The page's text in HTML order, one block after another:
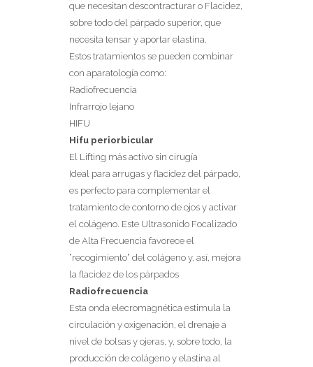
que necesitan descontracturar o Flacidez,
sobre todo del párpado superior, que
necesita tensar y aportar elastina.
Estos tratamientos se pueden combinar
con aparatología como:
Radiofrecuencia
Infrarrojo lejano
HIFU
Hifu periorbicular
El Lifting más activo sin cirugía
Ideal para arrugas y flacidez del párpado,
es perfecto para complementar el
tratamiento de contorno de ojos y activar
el colágeno. Este Ultrasonido Focalizado
de Alta Frecuencia favorece el
“recogimiento” del colágeno y, así, mejora
la flacidez de los párpados
Radiofrecuencia
Esta onda elecromagnética estimula la
circulación y oxigenación, el drenaje a
nivel de bolsas y ojeras, y, sobre todo, la
producción de colágeno y elastina al